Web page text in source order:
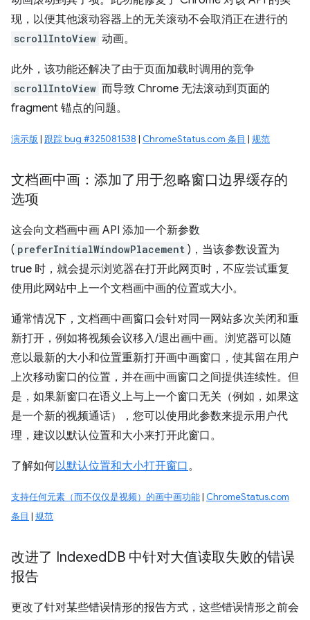
现，以便其他滚动容器上的无关滚动不会取消正在进行的
scrollIntoView 动画。
此外，该功能还解决了由于页面加载时调用的竞争
scrollIntoView 而导致 Chrome 无法滚动到页面的
fragment 锚点的问题。
演示版 | 跟踪 bug #325081538 | ChromeStatus.com 条目 | 规范
文档画中画：添加了用于忽略窗口边界缓存的
选项
这会向文档画中画 API 添加一个新参数
( preferInitialWindowPlacement )，当该参数设置为
true 时，就会提示浏览器在打开此网页时，不应尝试重复
使用此网站中上一个文档画中画的位置或大小。
通常情况下，文档画中画窗口会针对同一网站多次关闭和重
新打开，例如将视频会议移入/退出画中画。浏览器可以随
意以最新的大小和位置重新打开画中画窗口，使其留在用户
上次移动窗口的位置，并在画中画窗口之间提供连续性。但
是，如果新窗口在语义上与上一个窗口无关（例如，如果这
是一个新的视频通话），您可以使用此参数来提示用户代
理，建议以默认位置和大小来打开此窗口。
了解如何以默认位置和大小打开窗口。
支持任何元素（而不仅仅是视频）的画中画功能| ChromeStatus.com
条目 | 规范
改进了 IndexedDB 中针对大值读取失败的错误
报告
更改了针对某些错误情形的报告方式，这些错误情形之前会